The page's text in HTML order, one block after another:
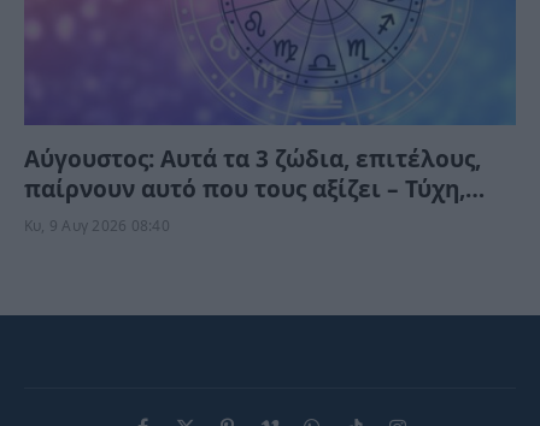
Αύγουστος: Αυτά τα 3 ζώδια, επιτέλους,
παίρνουν αυτό που τους αξίζει – Τύχη,
ευκαιρίες και απρόσμενες εξελίξεις
Κυ, 9 Αυγ 2026 08:40